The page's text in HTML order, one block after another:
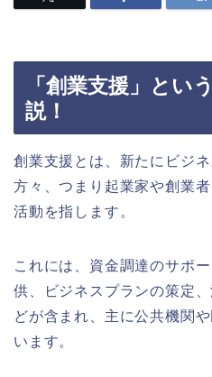
「創業支援」とい
説！
創業支援とは、新たにビジ
方々、つまり起業家や創業
活動を指します。
これには、資金調達のサポ
供、ビジネスプランの策定
どが含まれ、主に公共機関
います。